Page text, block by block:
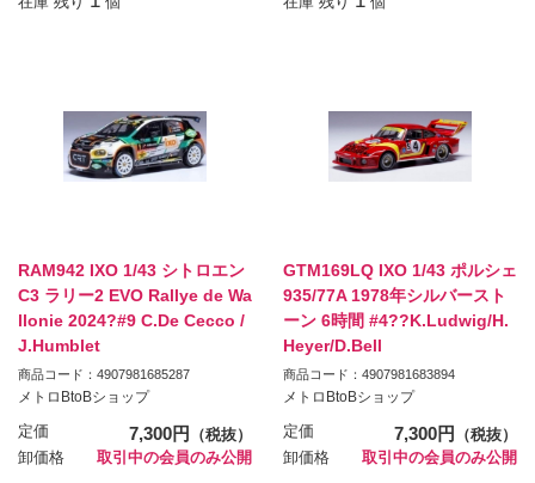
RAM942 IXO 1/43 シトロエン
C3 ラリー2 EVO Rallye de Wa
llonie 2024?#9 C.De Cecco /
J.Humblet
商品コード：4907981685287
メトロBtoBショップ
定価 7,300円
（税抜）
卸価格
取引中の会員のみ公開
GTM169LQ IXO 1/43 ポルシェ
935/77A 1978年シルバースト
ーン 6時間 #4??K.Ludwig/H.
Heyer/D.Bell
商品コード：4907981683894
メトロBtoBショップ
定価 7,300円
（税抜）
卸価格
取引中の会員のみ公開